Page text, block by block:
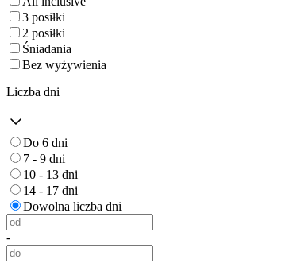
3 posiłki
2 posiłki
Śniadania
Bez wyżywienia
Liczba dni
Do 6 dni
7 - 9 dni
10 - 13 dni
14 - 17 dni
Dowolna liczba dni
-